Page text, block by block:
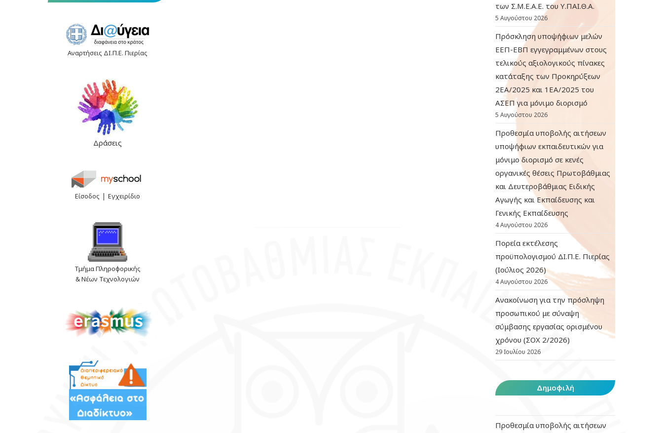
Αναρτήσεις ΔΙ.Π.Ε. Πιερίας
Δράσεις
Είσοδος |Εγχειρίδιο
Τμήμα Πληροφορικής
& Νέων Τεχνολογιών
των Σ.Μ.Ε.Α.Ε. του Υ.ΠΑΙ.Θ.Α.
5 Αυγούστου 2026
Πρόσκληση υποψήφιων μελών
ΕΕΠ-ΕΒΠ εγγεγραμμένων στους
τελικούς αξιολογικούς πίνακες
κατάταξης των Προκηρύξεων
2ΕΑ/2025 και 1ΕΑ/2025 του
ΑΣΕΠ για μόνιμο διορισμό
5 Αυγούστου 2026
Προθεσμία υποβολής αιτήσεων
υποψήφιων εκπαιδευτικών για
μόνιμο διορισμό σε κενές
οργανικές θέσεις Πρωτοβάθμιας
και Δευτεροβάθμιας Ειδικής
Αγωγής και Εκπαίδευσης και
Γενικής Εκπαίδευσης
4 Αυγούστου 2026
Πορεία εκτέλεσης
προϋπολογισμού ΔΙ.Π.Ε. Πιερίας
(Ιούλιος 2026)
4 Αυγούστου 2026
Ανακοίνωση για την πρόσληψη
προσωπικού με σύναψη
σύμβασης εργασίας ορισμένου
χρόνου (ΣΟΧ 2/2026)
29 Ιουλίου 2026
Δημοφιλή
Προθεσμία υποβολής αιτήσεων